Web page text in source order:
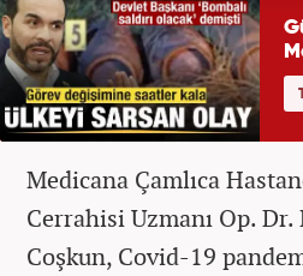
Medicana Çamlıca
Cerrahisi Uzmanı Op.
Coşkun, Covid-19